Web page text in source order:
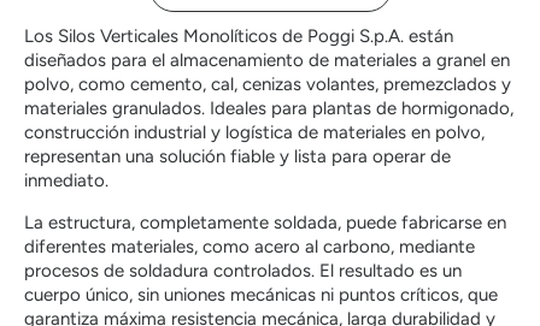
Los Silos Verticales Monolíticos de Poggi S.p.A. están
diseñados para el almacenamiento de materiales a granel en
polvo, como cemento, cal, cenizas volantes, premezclados y
materiales granulados. Ideales para plantas de hormigonado,
construcción industrial y logística de materiales en polvo,
representan una solución fiable y lista para operar de
inmediato.
La estructura, completamente soldada, puede fabricarse en
diferentes materiales, como acero al carbono, mediante
procesos de soldadura controlados. El resultado es un
cuerpo único, sin uniones mecánicas ni puntos críticos, que
garantiza máxima resistencia mecánica, larga durabilidad y